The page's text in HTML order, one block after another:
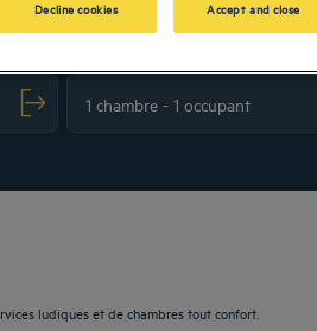
ludiques et de chambres tout confort.
Decline cookies Accept and close